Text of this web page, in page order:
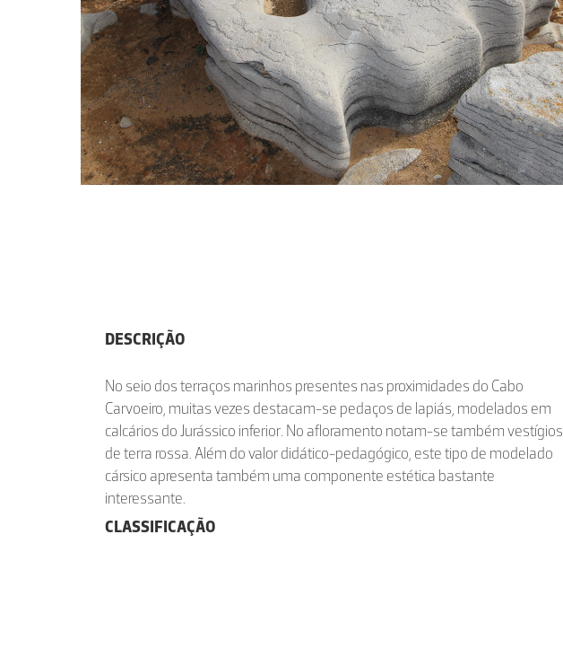
DESCRIÇÃO
No seio dos terraços marinhos presentes nas proximidades do Cabo
Carvoeiro, muitas vezes destacam-se pedaços de lapiás, modelados em
calcários do Jurássico inferior. No afloramento notam-se também vestígios
de terra rossa. Além do valor didático-pedagógico, este tipo de modelado
cársico apresenta também uma componente estética bastante
interessante.
CLASSIFICAÇÃO